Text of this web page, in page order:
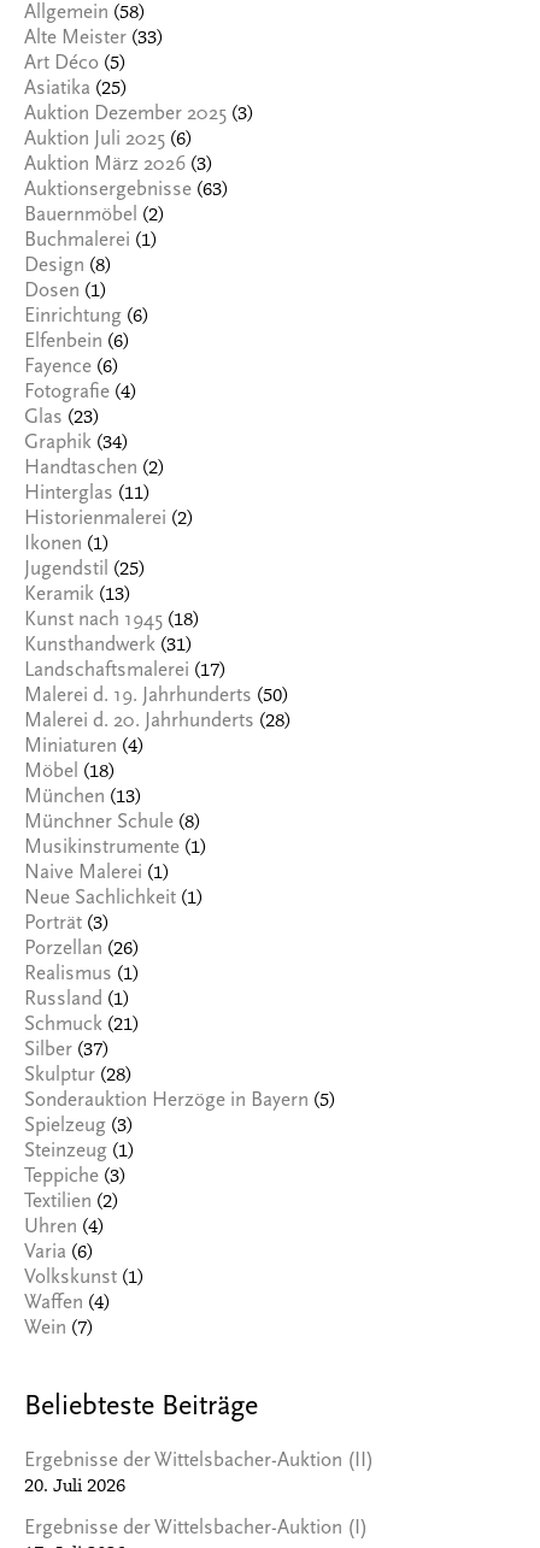
Allgemein (58)
Alte Meister (33)
Art Déco (5)
Asiatika (25)
Auktion Dezember 2025 (3)
Auktion Juli 2025 (6)
Auktion März 2026 (3)
Auktionsergebnisse (63)
Bauernmöbel (2)
Buchmalerei (1)
Design (8)
Dosen (1)
Einrichtung (6)
Elfenbein (6)
Fayence (6)
Fotografie (4)
Glas (23)
Graphik (34)
Handtaschen (2)
Hinterglas (11)
Historienmalerei (2)
Ikonen (1)
Jugendstil (25)
Keramik (13)
Kunst nach 1945 (18)
Kunsthandwerk (31)
Landschaftsmalerei (17)
Malerei d. 19. Jahrhunderts (50)
Malerei d. 20. Jahrhunderts (28)
Miniaturen (4)
Möbel (18)
München (13)
Münchner Schule (8)
Musikinstrumente (1)
Naive Malerei (1)
Neue Sachlichkeit (1)
Porträt (3)
Porzellan (26)
Realismus (1)
Russland (1)
Schmuck (21)
Silber (37)
Skulptur (28)
Sonderauktion Herzöge in Bayern (5)
Spielzeug (3)
Steinzeug (1)
Teppiche (3)
Textilien (2)
Uhren (4)
Varia (6)
Volkskunst (1)
Waffen (4)
Wein (7)
Beliebteste Beiträge
Ergebnisse der Wittelsbacher-Auktion (II)
20. Juli 2026
Ergebnisse der Wittelsbacher-Auktion (I)